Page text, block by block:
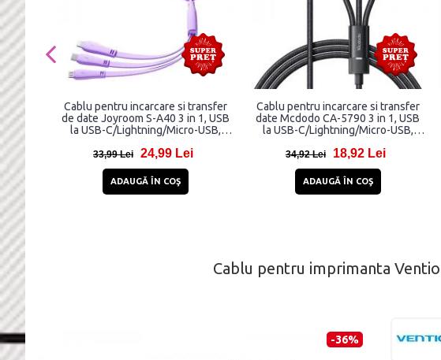
Cablu pentru incarcare si transfer
de date Joyroom S-A40 3 in 1, USB
la USB-C/Lightning/Micro-USB,
33,99 Lei 24,99 Lei
ADAUGĂ ÎN COŞ
Cablu pentru incarcare si transfer
date Mcdodo CA-5790 3 in 1, USB
la USB-C/Lightning/Micro-USB,
34,92 Lei 18,92 Lei
ADAUGĂ ÎN COŞ
Cablu pentru imprimanta
-36%